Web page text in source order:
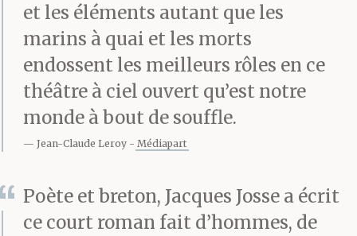
interdit de cabine, muté
à terre et licencié peu
après. On mit
l’inattendue survenue
de la tremblote sur le
compte de l’alcool.
Depuis, il vivote et
et les éléments autant que les
marins à quai et les morts
endossent les meilleurs rôles en ce
théâtre à ciel ouvert qu’est notre
monde à bout de souffle.
Jean-Claude Leroy Médiapart
Poète et breton, Jacques Josse a écrit
ce court roman fait d’hommes, de